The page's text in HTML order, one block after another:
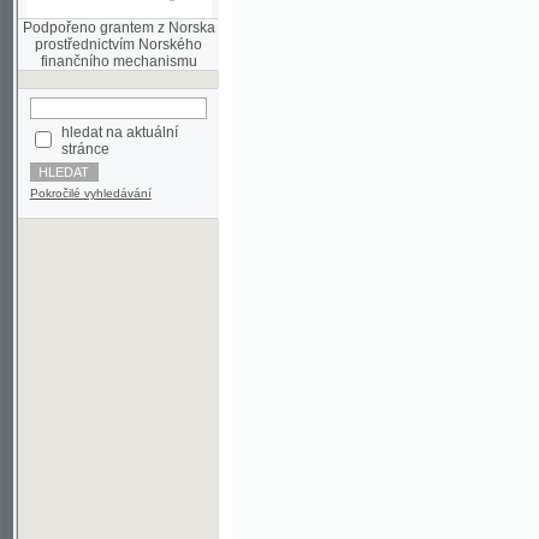
hledat na aktuální
stránce
Pokročilé vyhledávání